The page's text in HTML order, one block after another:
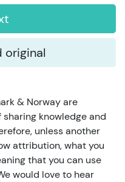
original
& Norway are
knowledge and
unless another
attribution, what you
that you can use
would love to hear